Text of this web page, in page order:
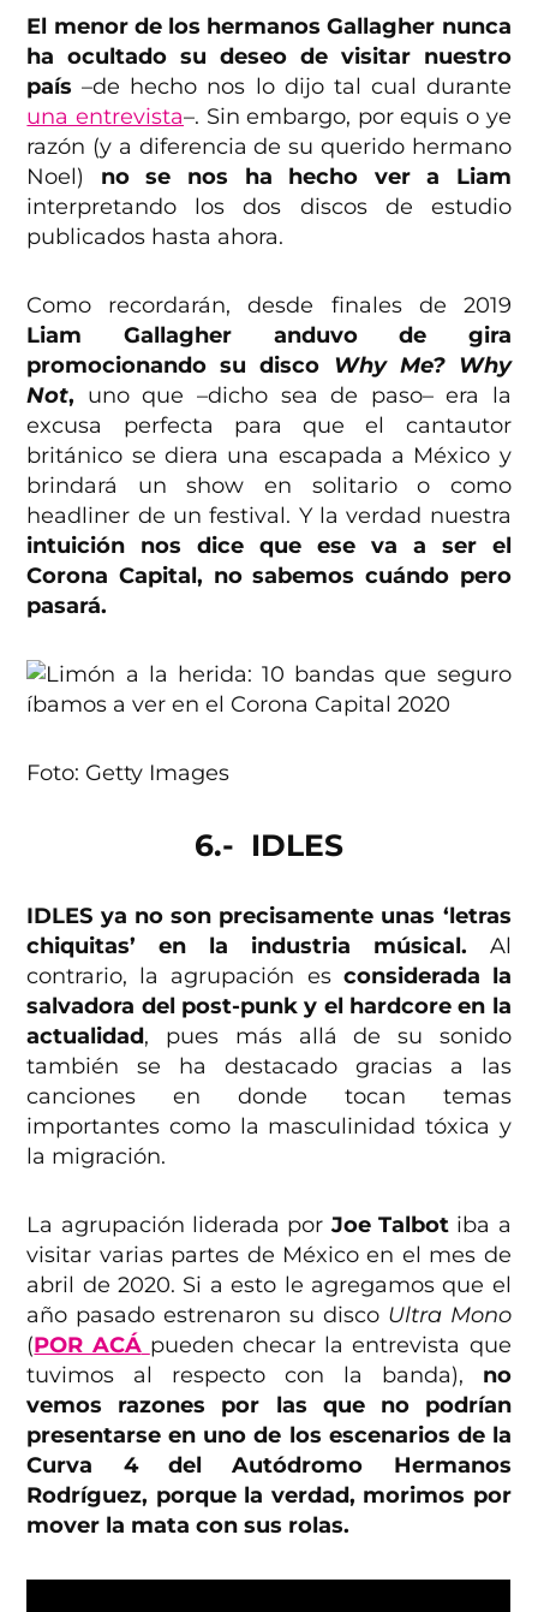
El menor de los hermanos Gallagher nunca
ha ocultado su deseo de visitar nuestro
país –de hecho nos lo dijo tal cual durante
una entrevista–. Sin embargo, por equis o ye
razón (y a diferencia de su querido hermano
Noel) no se nos ha hecho ver a Liam
interpretando los dos discos de estudio
publicados hasta ahora.
Como recordarán, desde finales de 2019
Liam Gallagher anduvo de gira
promocionando su disco Why Me? Why
Not, uno que –dicho sea de paso– era la
excusa perfecta para que el cantautor
británico se diera una escapada a México y
brindará un show en solitario o como
headliner de un festival. Y la verdad nuestra
intuición nos dice que ese va a ser el
Corona Capital, no sabemos cuándo pero
pasará.
Foto: Getty Images
6.- IDLES
IDLES ya no son precisamente unas ‘letras
chiquitas’ en la industria músical. Al
contrario, la agrupación es considerada la
salvadora del post-punk y el hardcore en la
actualidad, pues más allá de su sonido
también se ha destacado gracias a las
canciones en donde tocan temas
importantes como la masculinidad tóxica y
la migración.
La agrupación liderada por Joe Talbotiba a
visitar varias partes de México en el mes de
abril de 2020. Si a esto le agregamos que el
año pasado estrenaron su discoUltra Mono
(POR ACÁ pueden checar la entrevista que
tuvimos al respecto con la banda), no
vemos razones por las que no podrían
presentarse en uno de los escenarios de la
Curva 4 del Autódromo Hermanos
Rodríguez, porque la verdad, morimos por
mover la mata con sus rolas.